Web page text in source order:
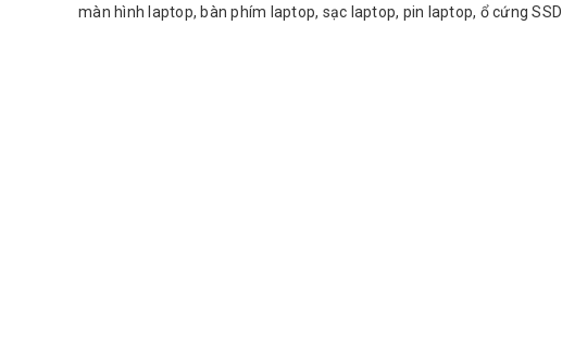
màn hình laptop, bàn phím laptop, sạc laptop, pin laptop, ổ cứng SSD